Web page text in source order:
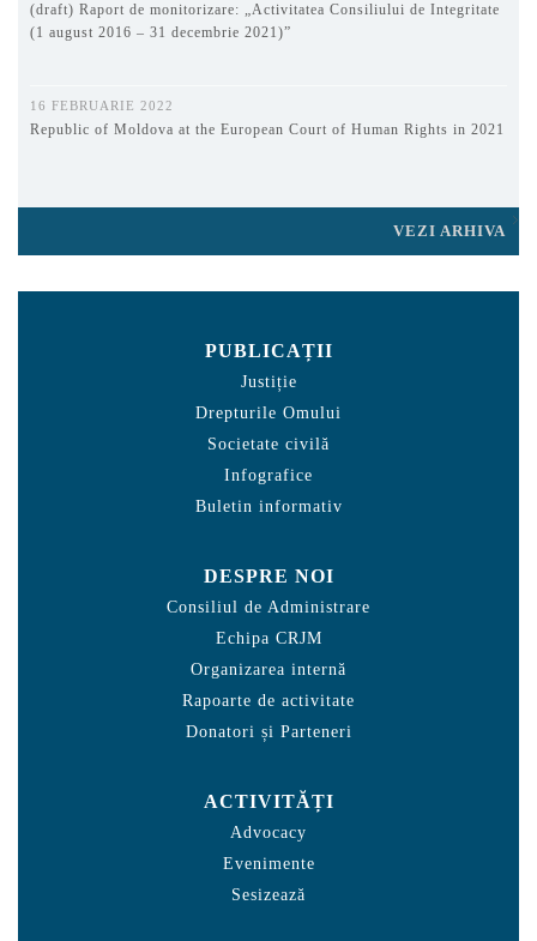
(draft) Raport de monitorizare: „Activitatea Consiliului de Integritate
(1 august 2016 – 31 decembrie 2021)”
16 FEBRUARIE 2022
Republic of Moldova at the European Court of Human Rights in 2021
VEZI ARHIVA
PUBLICAȚII
Justiție
Drepturile Omului
Societate civilă
Infografice
Buletin informativ
DESPRE NOI
Consiliul de Administrare
Echipa CRJM
Organizarea internă
Rapoarte de activitate
Donatori și Parteneri
ACTIVITĂȚI
Advocacy
Evenimente
Sesizează